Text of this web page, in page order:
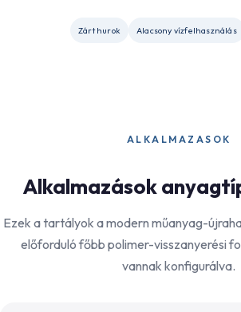
Zárt hurok Alacsony vízfelhasználás
ALKALMAZASOK
Alkalmazások
Ezek a tartályok a modern műanyag-
előforduló főbb polimer-visszanyerési
vannak konfigurálva.